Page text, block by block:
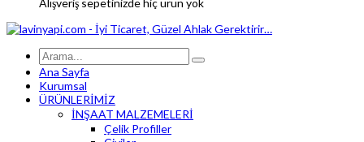
Ana Sayfa
Kurumsal
ÜRÜNLERİMİZ
İNŞAAT MALZEMELERİ
Çelik Profiller